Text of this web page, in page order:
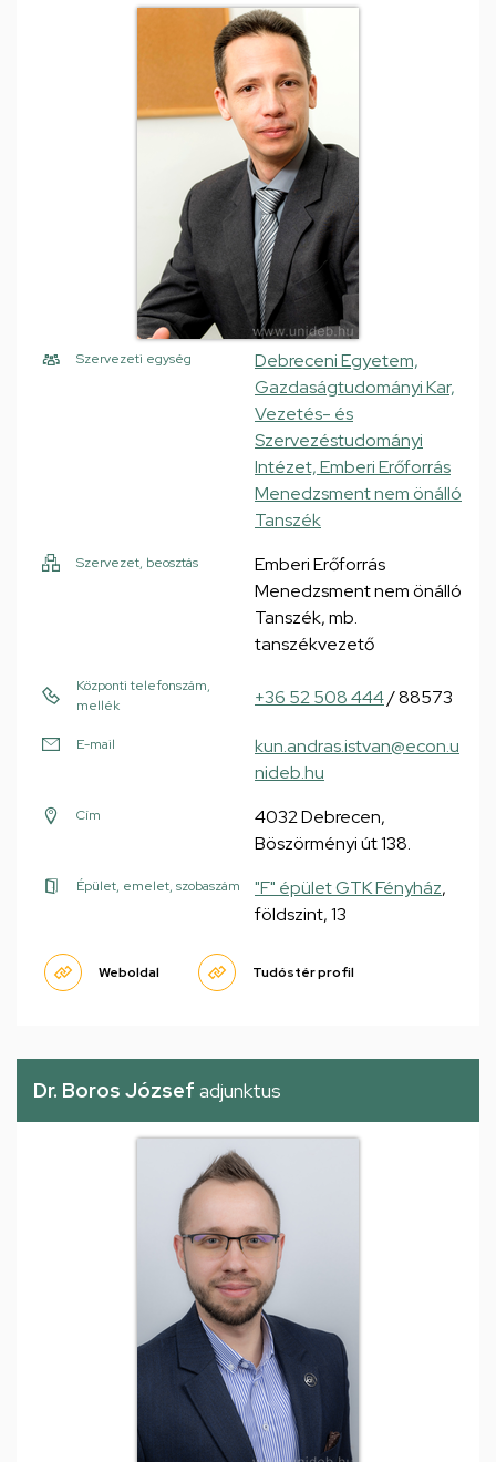
Szervezeti egység
Debreceni Egyetem,
Gazdaságtudományi Kar,
Vezetés- és
Szervezéstudományi
Intézet, Emberi Erőforrás
Menedzsment nem önálló
Tanszék
Szervezet, beosztás
Emberi Erőforrás
Menedzsment nem önálló
Tanszék, mb.
tanszékvezető
Központi telefonszám,
mellék
+36 52 508 444/ 88573
E-mail
kun.andras.istvan@econ.u
nideb.hu
Cím
4032 Debrecen,
Böszörményi út 138.
Épület, emelet, szobaszám "F" épület GTK Fényház,
földszint, 13
Weboldal Tudóstér profil
Dr. Boros József adjunktus